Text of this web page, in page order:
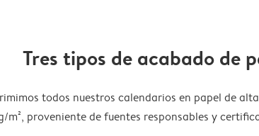
Tres tipos de acabado de
todos nuestros calendarios en papel de
m², proveniente de fuentes responsables y